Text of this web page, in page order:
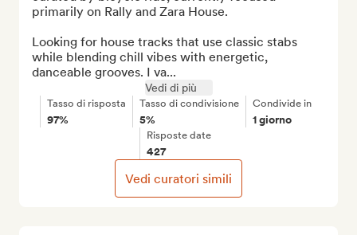
primarily on Rally and Zara House.
Looking for house tracks that use classic stabs
while blending chill vibes with energetic,
danceable grooves. I va...
Vedi di più
Tasso di risposta
97%
Tasso di condivisione
5%
Condivide in
1 giorno
Risposte date
427
Vedi curatori simili